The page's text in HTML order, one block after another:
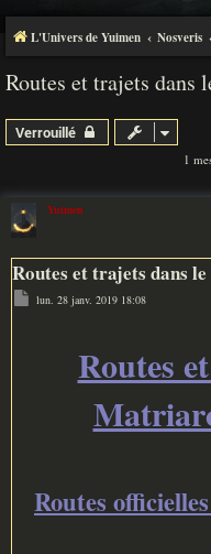
L'Univers de Yuimen Nosveris
Routes et trajets dans
Verrouillé
1
Yuimen
Routes et trajets dans
M
e
lun. 28 janv. 2019 18:08
Routes
Routes